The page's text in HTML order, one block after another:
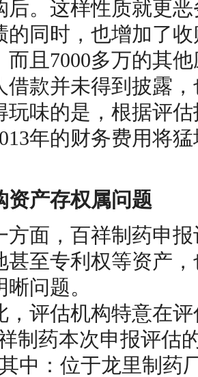
后。这样性质就更
的同时，也增加了
而且7000多万的其
借款并未得到披露
的是，根据评估
年的财务费用将猛
资产存权属问题
，百祥制药申报
甚至专利权等资产
问题。
估机构特意在评
制药本次申报评估
中：位于龙里制药